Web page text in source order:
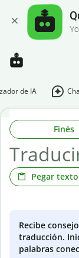
de IA
Finés
Pegar texto
Recibe
traducción.
palabras